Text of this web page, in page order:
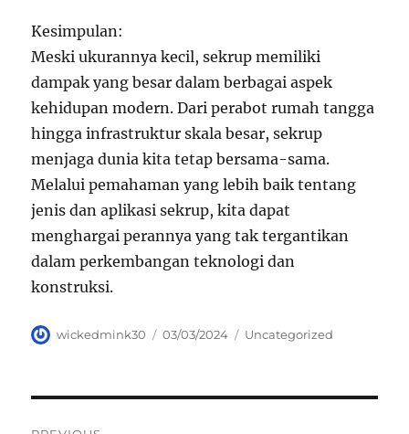
Kesimpulan:
Meski ukurannya kecil, sekrup memiliki
dampak yang besar dalam berbagai aspek
kehidupan modern. Dari perabot rumah tangga
hingga infrastruktur skala besar, sekrup
menjaga dunia kita tetap bersama-sama.
Melalui pemahaman yang lebih baik tentang
jenis dan aplikasi sekrup, kita dapat
menghargai perannya yang tak tergantikan
dalam perkembangan teknologi dan
konstruksi.
Author
wickedmink30
Posted
03/03/2024 Categories
Uncategorized